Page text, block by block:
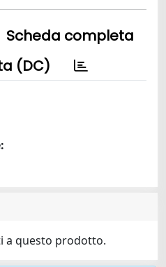
Scheda completa
(DC)
a questo prodotto.